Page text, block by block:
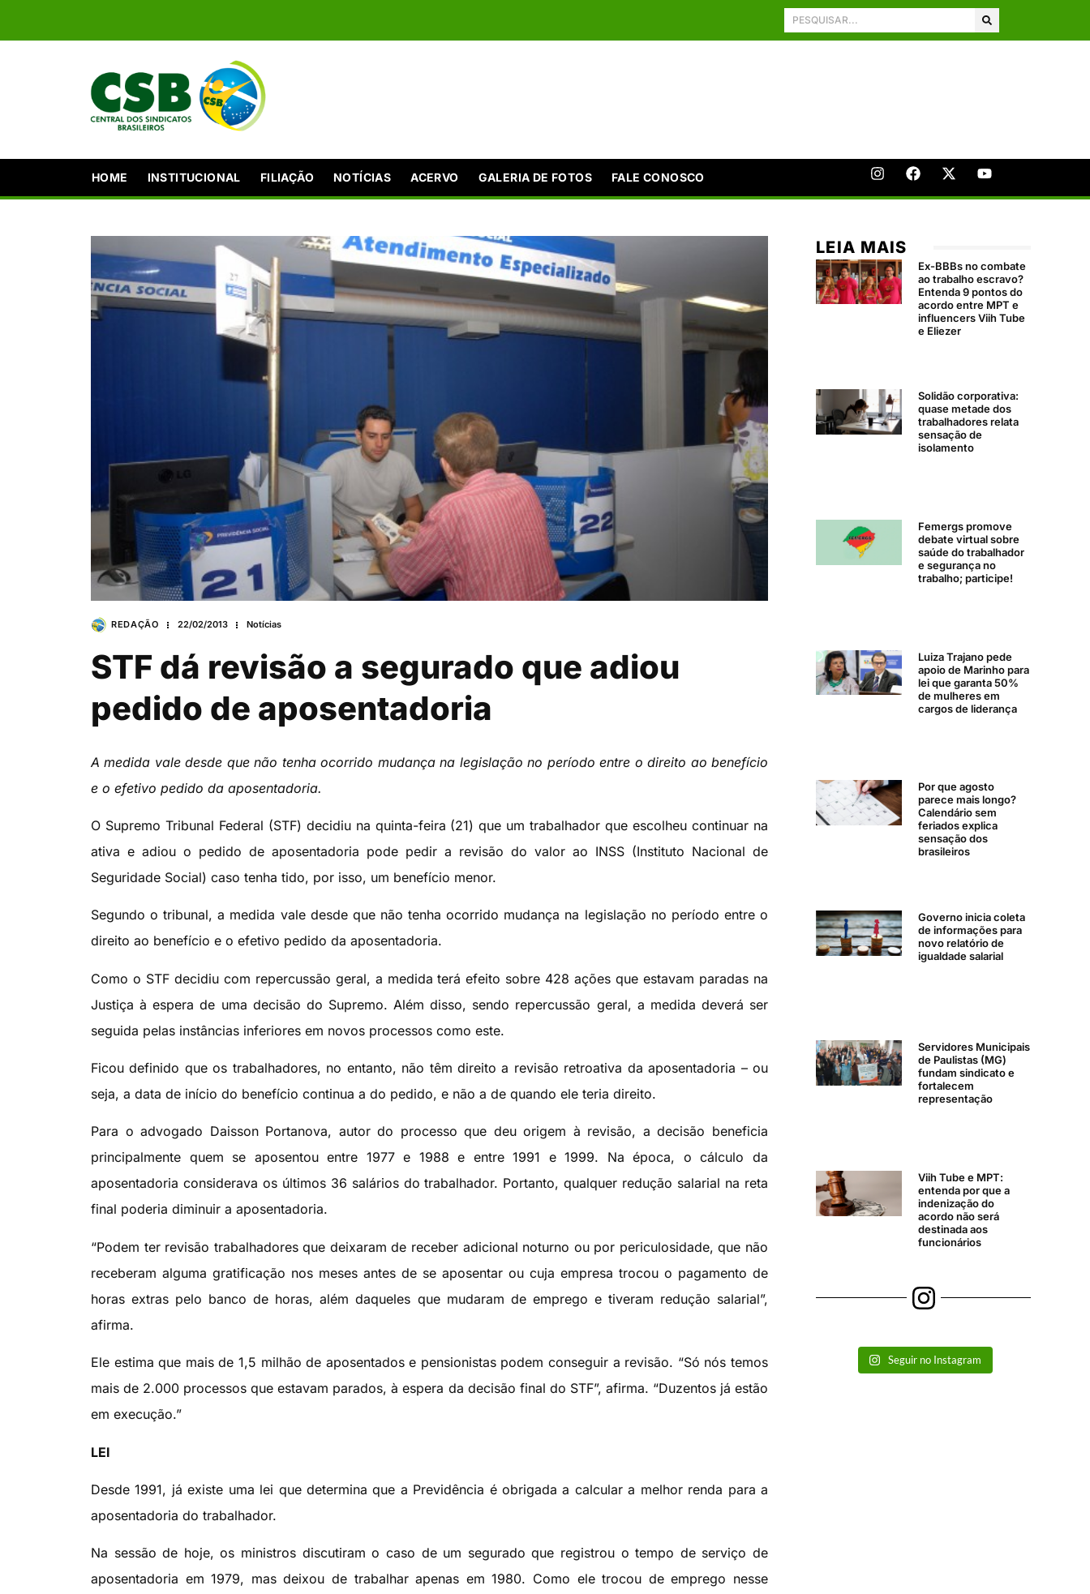
HOME INSTITUCIONAL FILIAÇÃO NOTÍCIAS ACERVO GALERIA DE FOTOS FALE CONOSCO
REDAÇÃO 22/02/2013 Notícias
STF dá revisão a segurado que adiou
pedido de aposentadoria
A medida vale desde que não tenha ocorrido mudança na legislação no período entre o direito ao benefício
e o efetivo pedido da aposentadoria.
O Supremo Tribunal Federal (STF) decidiu na quinta-feira (21) que um trabalhador que escolheu continuar na
ativa e adiou o pedido de aposentadoria pode pedir a revisão do valor ao INSS (Instituto Nacional de
Seguridade Social) caso tenha tido, por isso, um benefício menor.
Segundo o tribunal, a medida vale desde que não tenha ocorrido mudança na legislação no período entre o
direito ao benefício e o efetivo pedido da aposentadoria.
Como o STF decidiu com repercussão geral, a medida terá efeito sobre 428 ações que estavam paradas na
Justiça à espera de uma decisão do Supremo. Além disso, sendo repercussão geral, a medida deverá ser
seguida pelas instâncias inferiores em novos processos como este.
Ficou definido que os trabalhadores, no entanto, não têm direito a revisão retroativa da aposentadoria – ou
seja, a data de início do benefício continua a do pedido, e não a de quando ele teria direito.
Para o advogado Daisson Portanova, autor do processo que deu origem à revisão, a decisão beneficia
principalmente quem se aposentou entre 1977 e 1988 e entre 1991 e 1999. Na época, o cálculo da
aposentadoria considerava os últimos 36 salários do trabalhador. Portanto, qualquer redução salarial na reta
final poderia diminuir a aposentadoria.
“Podem ter revisão trabalhadores que deixaram de receber adicional noturno ou por periculosidade, que não
receberam alguma gratificação nos meses antes de se aposentar ou cuja empresa trocou o pagamento de
horas extras pelo banco de horas, além daqueles que mudaram de emprego e tiveram redução salarial”,
afirma.
Ele estima que mais de 1,5 milhão de aposentados e pensionistas podem conseguir a revisão. “Só nós temos
mais de 2.000 processos que estavam parados, à espera da decisão final do STF”, afirma. “Duzentos já estão
em execução.”
LEI
Desde 1991, já existe uma lei que determina que a Previdência é obrigada a calcular a melhor renda para a
aposentadoria do trabalhador.
Na sessão de hoje, os ministros discutiram o caso de um segurado que registrou o tempo de serviço de
aposentadoria em 1979, mas deixou de trabalhar apenas em 1980. Como ele trocou de emprego nesse
LEIA MAIS
Ex-BBBs no combate
ao trabalho escravo?
Entenda 9 pontos do
acordo entre MPT e
influencers Viih Tube
e Eliezer
Solidão corporativa:
quase metade dos
trabalhadores relata
sensação de
isolamento
Femergs promove
debate virtual sobre
saúde do trabalhador
e segurança no
trabalho; participe!
Luiza Trajano pede
apoio de Marinho para
lei que garanta 50%
de mulheres em
cargos de liderança
Por que agosto
parece mais longo?
Calendário sem
feriados explica
sensação dos
brasileiros
Governo inicia coleta
de informações para
novo relatório de
igualdade salarial
Servidores Municipais
de Paulistas (MG)
fundam sindicato e
fortalecem
representação
Viih Tube e MPT:
entenda por que a
indenização do
acordo não será
destinada aos
funcionários
Seguir no Instagram